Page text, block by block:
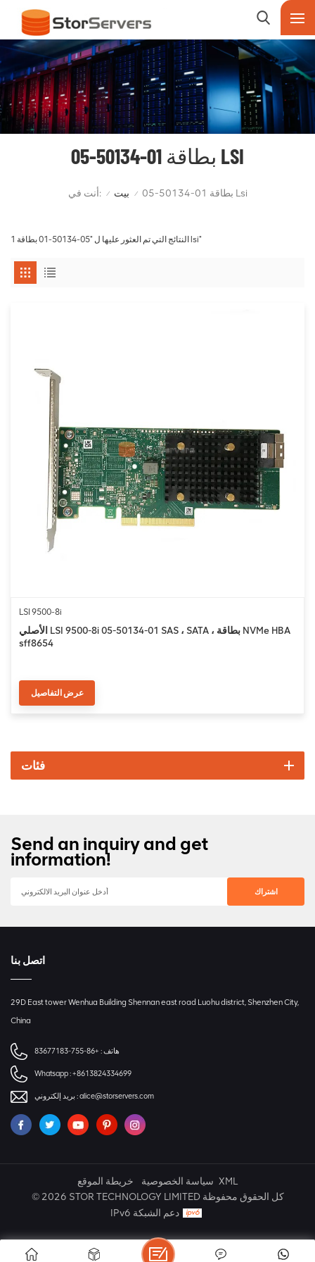
05-50134-01 بطاقة LSI
أنت في: / بيت / 05-50134-01 بطاقة Lsi
1 النتائج التي تم العثور عليها ل "05-50134-01 بطاقة lsi"
LSI 9500-8i
الأصلي LSI 9500-8i 05-50134-01 SAS ، SATA ، بطاقة NVMe HBA
sff8654
عرض التفاصيل
فئات
Send an inquiry and get
information!
اتصل بنا
29D East tower Wenhua Building Shennan east road Luohu district, Shenzhen City,
China
هاتف : +86-755-83677183
Whatsapp :+8613824334699
بريد إلكتروني :alice@storservers.com
خريطة الموقع سياسة الخصوصية XML
© 2026 STOR TECHNOLOGY LIMITED كل الحقوق محفوظة
IPv6 دعم الشبكة